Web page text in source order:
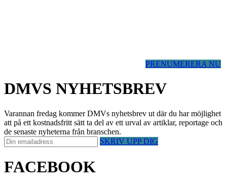
PRENUMERERA NU
DMVS NYHETSBREV
Varannan fredag kommer DMVs nyhetsbrev ut där du har möjlighet
att på ett kostnadsfritt sätt ta del av ett urval av artiklar, reportage och
de senaste nyheterna från branschen.
SKRIV UPP DIG
FACEBOOK